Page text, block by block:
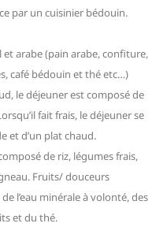
par un cuisinier bédouin.
arabe (pain arabe, confiture,
café bédouin et thé etc…)
le déjeuner est composé de
fait frais, le déjeuner se
et d’un plat chaud.
de riz, légumes frais,
Fruits/ douceurs
l’eau minérale à volonté, des
et du thé.